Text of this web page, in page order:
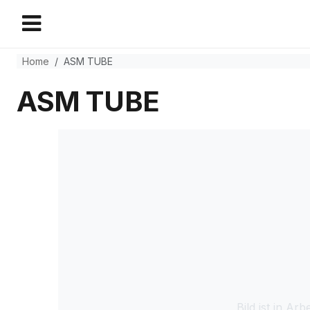
Home ASM TUBE
ASM TUBE
Bild ist in